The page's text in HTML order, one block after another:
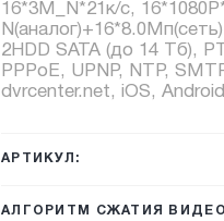
16*3М_N*21к/с,
2HDD SATA (до 14 Тб),
PPPoE, UPNP, NTP,
dvrcenter.net, iOS,
АРТИКУЛ:
АЛГОРИТМ СЖАТИЯ